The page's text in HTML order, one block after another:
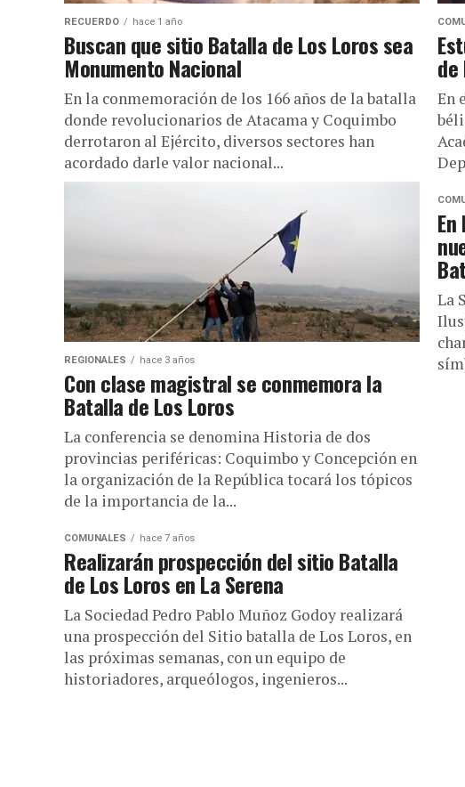
RECUERDO hace 1 año
Buscan que sitio Batalla de Los Loros sea
Monumento Nacional
En la conmemoración de los 166 años de la batalla
donde revolucionarios de Atacama y Coquimbo
derrotaron al Ejército, diversos sectores han
acordado darle valor nacional...
de
En
REGIONALES hace 3 años
Con clase magistral se conmemora la
Batalla de Los Loros
La conferencia se denomina Historia de dos
provincias periféricas: Coquimbo y Concepción en
la organización de la República tocará los tópicos
de la importancia de la...
La
COMUNALES hace 7 años
Realizarán prospección del sitio Batalla
de Los Loros en La Serena
La Sociedad Pedro Pablo Muñoz Godoy realizará
una prospección del Sitio batalla de Los Loros, en
las próximas semanas, con un equipo de
historiadores, arqueólogos, ingenieros...